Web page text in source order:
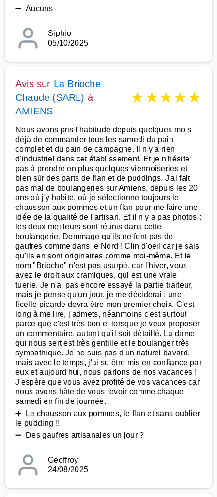
➖ Aucuns
Siphio
05/10/2025
Avis sur La Brioche
Chaude (SARL) à
AMIENS
★★★★★
Nous avons pris l'habitude depuis quelques mois
déjà de commander tous les samedi du pain
complet et du pain de campagne. Il n'y a rien
d'industriel dans cet établissement. Et je n'hésite
pas à prendre en plus quelques viennoiseries et
bien sûr des parts de flan et de puddings. J'ai fait
pas mal de boulangeries sur Amiens, depuis les 20
ans où j'y habite, où je sélectionne toujours le
chausson aux pommes et un flan pour me faire une
idée de la qualité de l'artisan. Et il n'y a pas photos :
les deux meilleurs sont réunis dans cette
boulangerie. Dommage qu'ils ne font pas de
gaufres comme dans le Nord ! Clin d'oeil car je sais
qu'ils en sont originaires comme moi-même. Et le
nom "Brioche" n'est pas usurpé, car l'hiver, vous
avez le droit aux cramiques, qui est une vraie
tuerie. Je n'ai pas encore essayé la partie traiteur,
mais je pense qu'un jour, je me déciderai : une
ficelle picarde devra être mon premier choix. C'est
long à me lire, j'admets, néanmoins c'est surtout
parce que c'est très bon et lorsque je veux proposer
un commentaire, autant qu'il soit détaillé. La dame
qui nous sert est très gentille et le boulanger très
sympathique. Je ne suis pas d'un naturel bavard,
mais avec le temps, j'ai su être mis en confiance par
eux et aujourd'hui, nous parlons de nos vacances !
J'espère que vous avez profité de vos vacances car
nous avons hâte de vous revoir comme chaque
samedi en fin de journée.
➕ Le chausson aux pommes, le flan et sans oublier
le pudding !!
➖ Des gaufres artisanales un jour ?
Geoffroy
24/08/2025